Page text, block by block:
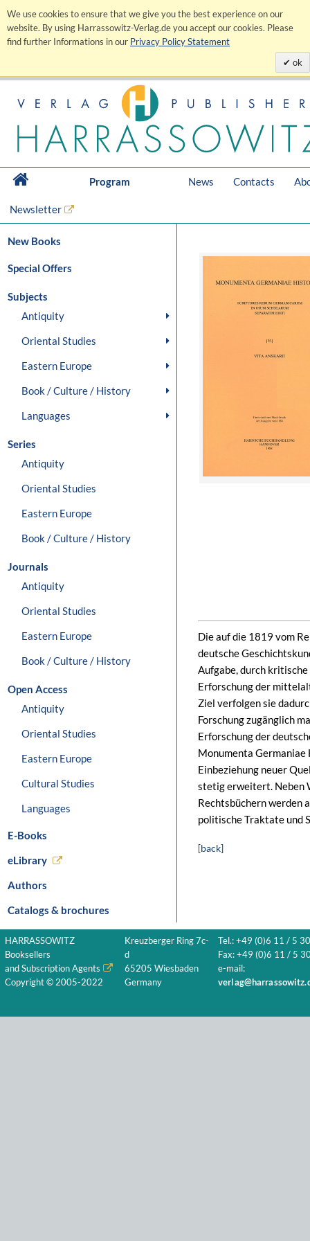
We use cookies to ensure that we give you the best experience on our
website. By using Harrassowitz-Verlag.de you accept our cookies. Please
find further Informations in our Privacy Policy Statement
ok
Program News Contacts
Newsletter
New Books
Special Offers
Subjects
Antiquity
Oriental Studies
Eastern Europe
Book / Culture / History
Languages
Series
Antiquity
Oriental Studies
Eastern Europe
Book / Culture / History
Journals
Antiquity
Oriental Studies
Eastern Europe
Book / Culture / History
Open Access
Antiquity
Oriental Studies
Eastern Europe
Cultural Studies
Languages
E-Books
eLibrary
Authors
Catalogs & brochures
Die auf die 1819 vom
deutsche
Aufgabe, durch
Erforschung der
Ziel verfolgen sie
Forschung zugänglich
Erforschung der
Monumenta Germaniae
Einbeziehung neuer
stetig erweitert. Neben
Rechtsbüchern werden
politische Traktate und
[back]
HARRASSOWITZ
Booksellers
and Subscription Agents
Copyright © 2005-2022
Kreuzberger Ring 7c-
d
65205 Wiesbaden
Germany
Tel.: +49 (0)6 11 / 5
Fax: +49 (0)6 11 / 5
e-mail: